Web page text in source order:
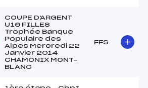
COUPE D'ARGENT
U16 FILLES
Trophée Banque
Populaire des
Alpes Mercredi 22
Janvier 2014
CHAMONIX MONT-
BLANC
FFS